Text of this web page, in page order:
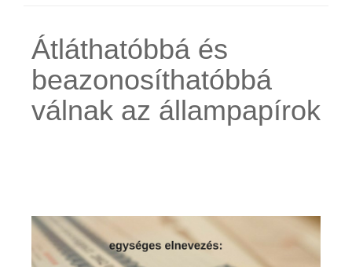
Átláthatóbbá és
beazonosíthatóbbá
válnak az állampapírok